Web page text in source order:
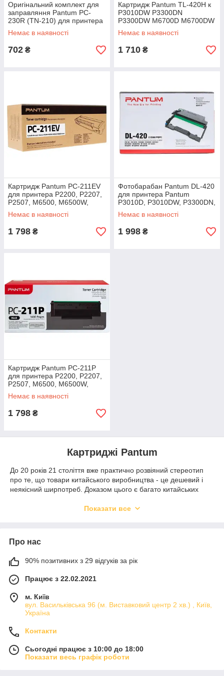
Оригінальний комплект для
заправляння Pantum PC-
230R (TN-210) для принтера
PANTUM 2200, 2207, 2507
Немає в наявності
702 ₴
Картридж Pantum TL-420H к
P3010DW P3300DN
P3300DW M6700D M6700DW
M6800FDW M7100DN
M7100DW M7200FND
Немає в наявності
1 710 ₴
Картридж Pantum PC-211EV
для принтера P2200, P2207,
P2507, M6500, M6500W,
M6607NW
Немає в наявності
1 798 ₴
Фотобарабан Pantum DL-420
для принтера Pantum
P3010D, P3010DW, P3300DN,
P3300DW, M6700D,
M6700DW, M6800FDW,
Немає в наявності
1 998 ₴
Картридж Pantum PC-211P
для принтера P2200, P2207,
P2507, M6500, M6500W,
M6607NW
Немає в наявності
1 798 ₴
Картриджі Pantum
До 20 років 21 століття вже практично розвіяний стереотип
про те, що товари китайського виробництва - це дешевий і
неякісний ширпотреб. Доказом цього є багато китайських
корпорацій і мають глобальні обсяги виробничих
Pantum, що спеціалізується на випуску лазерних принтерів і
свою продукцію більш, ніж в 45 країн світу, серед яких
США і Близькосхідні держави.
Історія картриджів для принтерів Pantum
Компанія починає свою діяльність в 2000 році з невеликим
штатом в 38 співробітників на території Китаю. За наступні 6
років бренд стрімко розвиває індустріальний парк, нарощує
капітал і збільшує чисельність штату до 5000 чоловік. До кінця
2006 року виробник має власний портфель патентів і ставати
лідером на ринку оригінальних картриджів Pantum, а вже до
Показати все
Про нас
90% позитивних з 29 відгуків за рік
Працює з 22.02.2021
м. Київ
вул. Васильківська 96 (м. Виставковий центр 2 хв.) , Київ,
Україна
Контакти
Сьогодні працює з 10:00 до 18:00
Показати весь графік роботи